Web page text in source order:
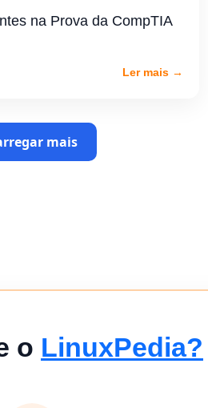
na Prova da CompTIA
Ler mais →
mais
o LinuxPedia?